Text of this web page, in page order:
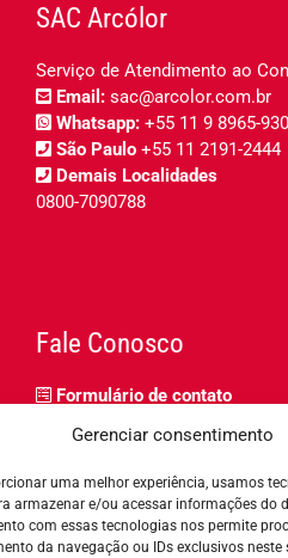
Gerenciar consentimento
uma melhor experiência, usamos
armazenar e/ou acessar informações do
com essas tecnologias nos permite
da navegação ou IDs exclusivos neste
SAC Arcólor
Serviço de Atendimento ao
Email: sac@arcolor.com.br
Whatsapp: +55 11 9 8965-
São Paulo +55 11 2191-2444
Demais Localidades
0800-7090788
Fale Conosco
Formulário de contato
Relatório de igualdade